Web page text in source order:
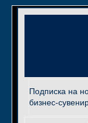
Подписка на
бизнес-